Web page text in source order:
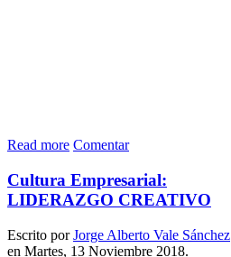
Read more Comentar
Cultura Empresarial:
LIDERAZGO CREATIVO
Escrito porJorge Alberto Vale Sánchez
en Martes, 13 Noviembre 2018.